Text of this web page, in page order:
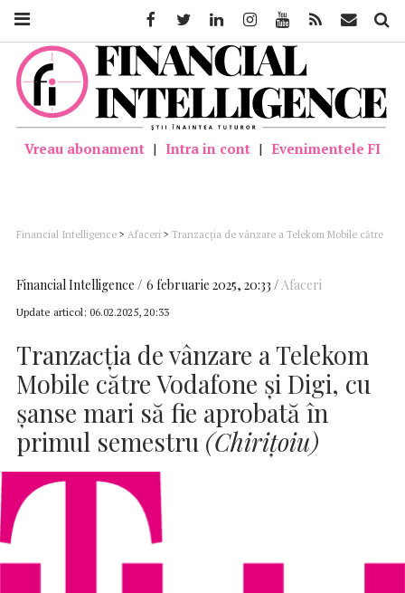
Vreau abonament | Intra in cont | Evenimentele FI
Financial Intelligence > Afaceri > Tranzacţia de vânzare a Telekom Mobile către
Financial Intelligence 6 februarie 2025, 20:33 Afaceri
Update articol: 06.02.2025, 20:33
Tranzacţia de vânzare a Telekom
Mobile către Vodafone şi Digi, cu
şanse mari să fie aprobată în
primul semestru (Chiriţoiu)
FacebookTwitter LinkedinInstagramYoutube Feed Mail